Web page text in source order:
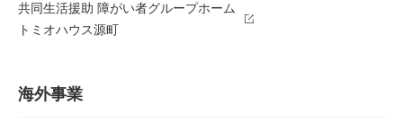
共同生活援助 障がい者グループホーム
トミオハウス源町
海外事業